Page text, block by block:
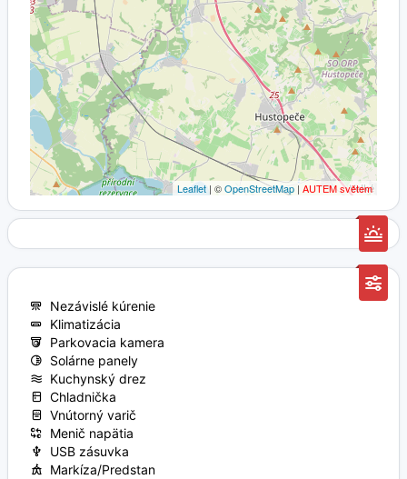
Leaflet | ©OpenStreetMap | AUTEM světem
Nezávislé kúrenie
Klimatizácia
Parkovacia kamera
Solárne panely
Kuchynský drez
Chladnička
Vnútorný varič
Menič napätia
USB zásuvka
Markíza/Predstan